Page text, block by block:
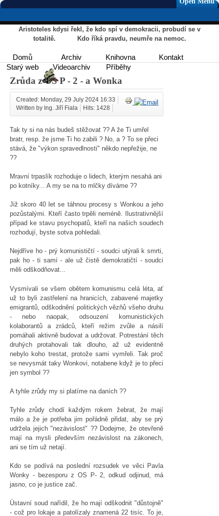
Aristoteles kdysi řekl, že kdo spí v demokracii, probudí se v
totalitě. Kdo říká pravdu, neumře na nemoc.
Domů Archiv Knihovna
Kontakt
Starý web
Videoarchiv Příběhy
Zrůda z OS P - 2 - a Wonka
Created: Monday, 29 July 2024 16:33
Written by Ing. Jiří Fiala
Hits: 1428
Tak ty si na nás budeš stěžovat ?? A že Ti umřel
bratr, resp. že jsme Ti ho zabili ? No, a ? To se přeci
stává, že "výkon spravedlnosti" někdo nepřežije, ne
??
Mravní trpaslík rozhoduje o lidech, kterým nesahá ani
po kotníky... A my se na to mlčky díváme ??
Již skoro 40 let se táhnou procesy s Wonkou a jeho
pozůstalými. Kteří často trpěli neméně. Ilustrativnější
případ ke stavu psychopatů, kteří na našich soudech
rozhodují, byste sotva pohledali.
Nejdříve ho - prý komunističtí - soudci utýrali k smrti,
pak ho - ti samí - ale už čistě demokratičtí - soudci
měli odškodňovat...
Vysmívali se všem obětem komunismu celá léta, ať
už to byli zastřelení na hranicích, zabavené majetky
emigrantů, odškodnění politických vězňů všeho druhu
- nebo naopak, odsouzení komunistických
kolaborantů a zrádců, kteří režim zvůle a násilí
pomáhali aktivně budovat a udržovat. Potrestání těch
druhých protahovali tak dlouho, až už evidentně
nebylo koho trestat, protože sami vymřeli. Tak proč
se nevysmát taky Wonkovi, notabene když je to přeci
jen symbol ??
A tyhle zrůdy my si platíme na daních ??
Tyhle zrůdy chodí každým rokem žebrat, že mají
málo a že je potřeba jim pořádně přidat, aby se prý
udržela jejich "nezávislost" ?? Dodejme, že otevřeně
mají na mysli především nezávislost na zákonech,
ani se tím už netají.
Kdo se podívá na poslední rozsudek ve věci Pavla
Wonky - bezesporu z OS P- 2, odkud odjinud, má
jasno, co je justice zač.
Ústavní soud nařídil, že ho mají odškodnit "důstojně"
- což pro lokaje a patolízaly znamená 22 tisíc. To je,